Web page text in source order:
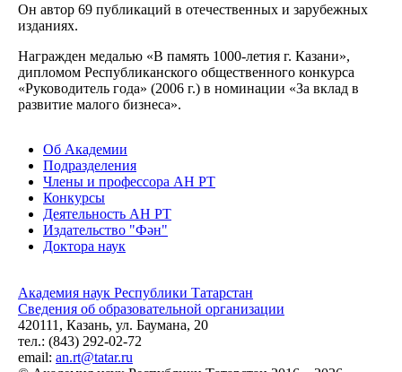
Он автор 69 публикаций в отечественных и зарубежных
изданиях.
Награжден медалью «В память 1000-летия г. Казани»,
дипломом Республиканского общественного конкурса
«Руководитель года» (2006 г.) в номинации «За вклад в
развитие малого бизнеса».
Об Академии
Подразделения
Члены и профессора АН РТ
Конкурсы
Деятельность АН РТ
Издательство "Фән"
Доктора наук
Академия наук Республики Татарстан
Сведения об образовательной организации
420111, Казань, ул. Баумана, 20
тел.: (843) 292-02-72
email: an.rt@tatar.ru